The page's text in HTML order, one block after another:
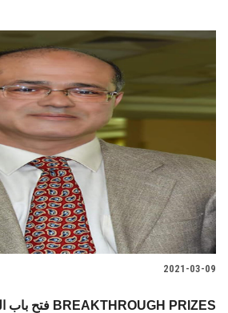
2021-03-09
فتح باب التقدم لجائزة BREAKTHROUGH PRIZES